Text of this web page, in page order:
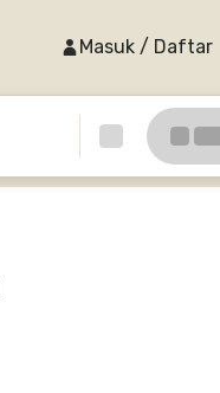
Masuk / Daftar